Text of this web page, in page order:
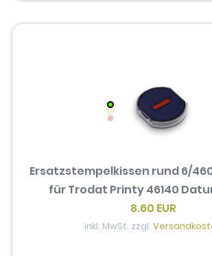
Ersatzstempelkissen rund 6/
für Trodat Printy 46140
8.60 EUR
inkl. MwSt. zzgl.